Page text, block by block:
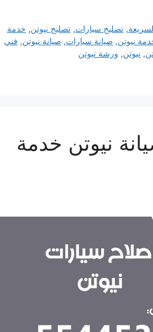
,تصليح سيارات,تصليح نيوتن, خدمة
نيوتن, صيانة سيارات, صيانة نيوتن, فني
, نيوتن, ورشة نيوتن
مركز صيانة نيوتن خدمة